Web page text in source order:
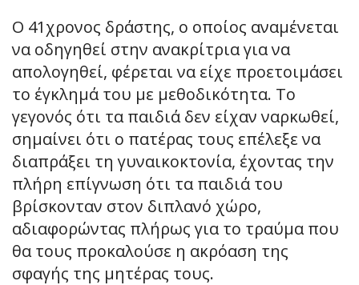
Ο 41χρονος δράστης, ο οποίος αναμένεται
να οδηγηθεί στην ανακρίτρια για να
απολογηθεί, φέρεται να είχε προετοιμάσει
το έγκλημά του με μεθοδικότητα. Το
γεγονός ότι τα παιδιά δεν είχαν ναρκωθεί,
σημαίνει ότι ο πατέρας τους επέλεξε να
διαπράξει τη γυναικοκτονία, έχοντας την
πλήρη επίγνωση ότι τα παιδιά του
βρίσκονταν στον διπλανό χώρο,
αδιαφορώντας πλήρως για το τραύμα που
θα τους προκαλούσε η ακρόαση της
σφαγής της μητέρας τους.